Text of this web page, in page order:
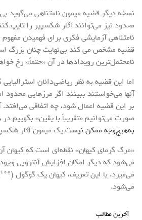
نسخه دیگر قضیه میمون نامتناهی می‌گوید
محدود نیز می‌توانند آثار شکسپیر را تایپ
نامتناهی آزمایشی فکری برای فهمیدن
قضیه مشخص می کند بی‌نهایت چنان بزرگ
نامحتمل‌ترین رویدادها در آن «حتماً» رخ
اما این قضیه به‌ نظر ریاضی‌دانان
آنها می‌خواستند ببینند اگر مرزهایی محدود
بر این قضیه اعمال شود، چه اتفاقی می‌افتد.
صورت می‌توانیم «تقریباً با یقین» بگوییم در
به‌هیچ‌وجه ممکن نیستیک میمون آثار
«مرگ گرمای کیهان» نقطه‌ای است که کیهان
می‌شود که دیگر امکان افزایش آنتروپی
می‌میرد. با این تعریف، کیهان یک گوگول (۱۰۱۰۰
می‌شود.
آخرین مطالب